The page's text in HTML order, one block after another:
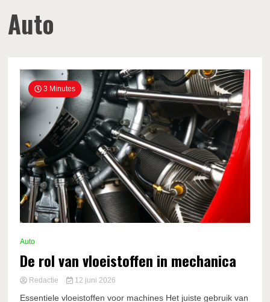
Auto
3 Minutes
Auto
De rol van vloeistoffen in mechanica
Redactie 12 juni 2026
Essentiele vloeistoffen voor machines Het juiste gebruik van